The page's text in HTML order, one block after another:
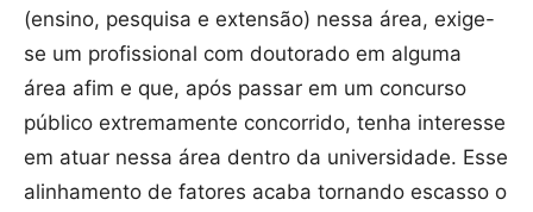
(ensino, pesquisa e extensão) nessa área, exige-
se um profissional com doutorado em alguma
área afim e que, após passar em um concurso
público extremamente concorrido, tenha interesse
em atuar nessa área dentro da universidade. Esse
alinhamento de fatores acaba tornando escasso o